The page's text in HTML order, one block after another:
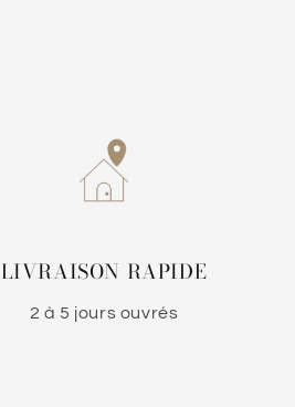
LIVRAISON RAPIDE
2 à 5 jours ouvrés